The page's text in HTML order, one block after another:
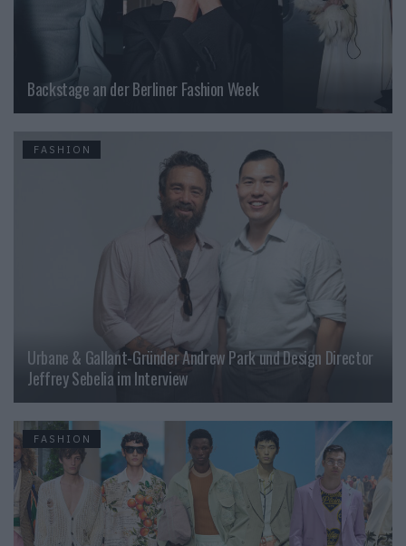
Backstage an der Berliner Fashion Week
FASHION
Urbane & Gallant-Gründer Andrew Park und Design Director
Jeffrey Sebelia im Interview
FASHION